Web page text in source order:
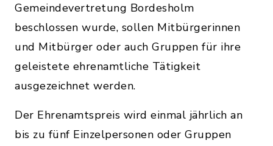
Gemeindevertretung Bordesholm
beschlossen wurde, sollen Mitbürgerinnen
und Mitbürger oder auch Gruppen für ihre
geleistete ehrenamtliche Tätigkeit
ausgezeichnet werden.
Der Ehrenamtspreis wird einmal jährlich an
bis zu fünf Einzelpersonen oder Gruppen